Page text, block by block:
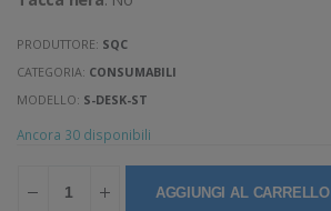
PRODUTTORE: SQC
CATEGORIA: CONSUMABILI
MODELLO: S-DESK-ST
Ancora 30 disponibili
AGGIUNGI AL CARRELLO